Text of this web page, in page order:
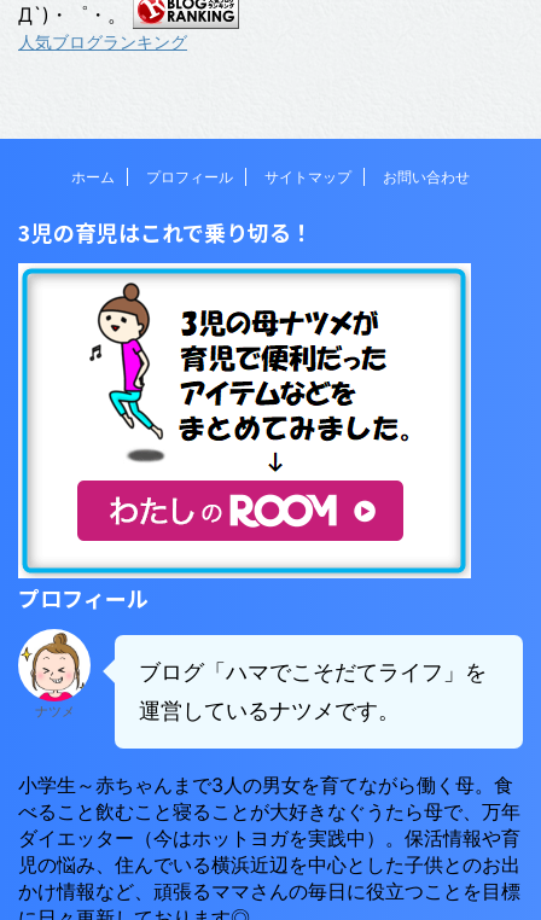
Д`)・゜・。
人気ブログランキング
ホーム プロフィール サイトマップ お問い合わせ
3児の育児はこれで乗り切る！
プロフィール
ナツメ
ブログ「ハマでこそだてライフ」を
運営しているナツメです。
小学生～赤ちゃんまで3人の男女を育てながら働く母。食
べること飲むこと寝ることが大好きなぐうたら母で、万年
ダイエッター（今はホットヨガを実践中）。保活情報や育
児の悩み、住んでいる横浜近辺を中心とした子供とのお出
かけ情報など、頑張るママさんの毎日に役立つことを目標